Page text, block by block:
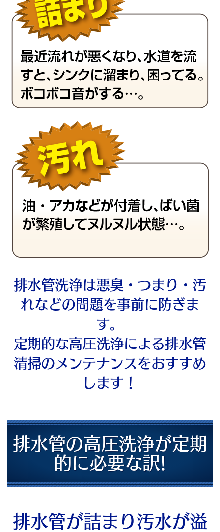
排水管洗浄は悪臭・つまり・汚
れなどの問題を事前に防ぎま
す。
定期的な高圧洗浄による排水管
清掃のメンテナンスをおすすめ
します！
排水管の高圧洗浄が定期
的に必要な訳!
排水管が詰まり汚水が溢